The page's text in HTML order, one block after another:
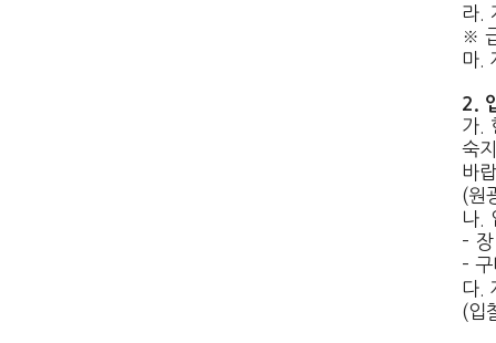
라.
※
마.
2.
가.
숙
바
(원
나.
- 장
- 구
다.
(입